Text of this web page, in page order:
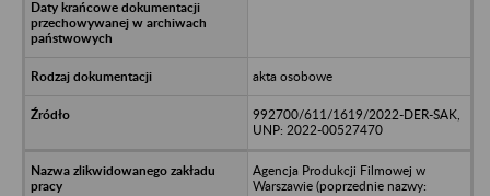
akta osobowe
992700/611/1619/2022-DER-SAK,
UNP: 2022-00527470
Agencja Produkcji Filmowej w
Warszawie (poprzednie nazwy: